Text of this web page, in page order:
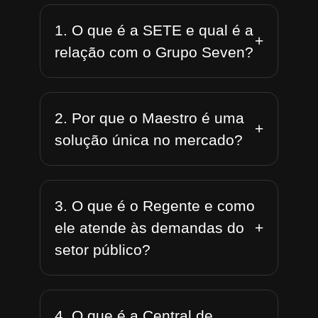
1. O que é a SETE e qual é a
relação com o Grupo Seven?
+
2. Por que o Maestro é uma
solução única no mercado?
+
3. O que é o Regente e como
ele atende às demandas do
setor público?
+